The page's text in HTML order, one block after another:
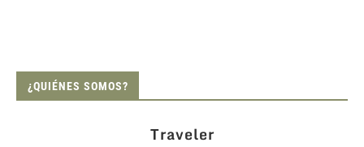
¿QUIÉNES SOMOS?
Traveler